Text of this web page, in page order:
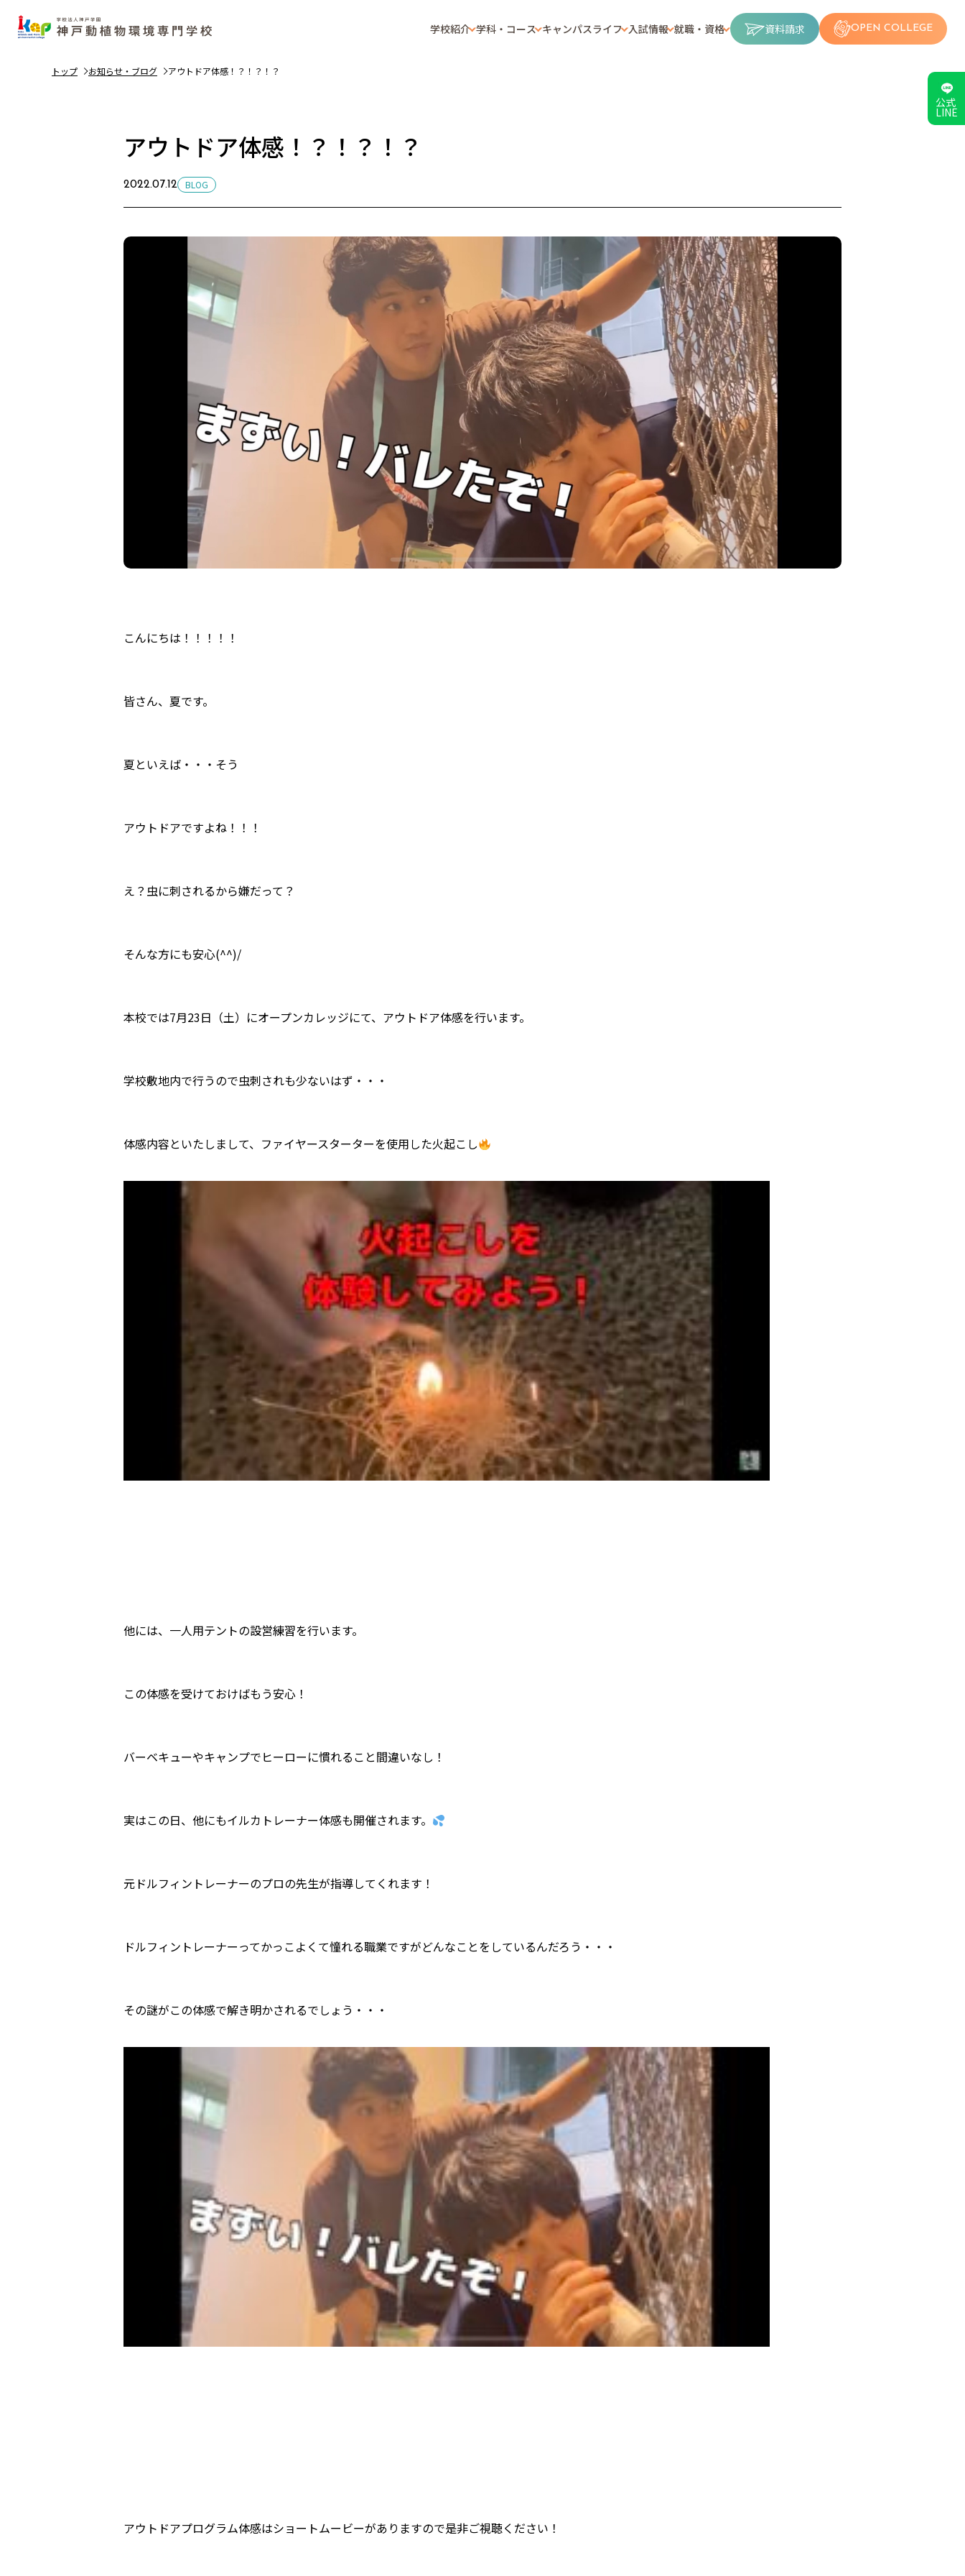
学校紹介 学科・コース キャンパスライフ 入試情報 就職・資格 資料請求 OPEN COLLEGE
公式
LINE
トップ お知らせ・ブログ アウトドア体感！？！？！？
アウトドア体感！？！？！？
2022.07.12 BLOG
こんにちは！！！！！
皆さん、夏です。
夏といえば・・・そう
アウトドアですよね！！！
え？虫に刺されるから嫌だって？
そんな方にも安心(^^)/
本校では7月23日（土）にオープンカレッジにて、アウトドア体感を行います。
学校敷地内で行うので虫刺されも少ないはず・・・
体感内容といたしまして、ファイヤースターターを使用した火起こし
他には、一人用テントの設営練習を行います。
この体感を受けておけばもう安心！
バーベキューやキャンプでヒーローに慣れること間違いなし！
実はこの日、他にもイルカトレーナー体感も開催されます。
元ドルフィントレーナーのプロの先生が指導してくれます！
ドルフィントレーナーってかっこよくて憧れる職業ですがどんなことをしているんだろう・・・
その謎がこの体感で解き明かされるでしょう・・・
アウトドアプログラム体感はショートムービーがありますので是非ご視聴ください！